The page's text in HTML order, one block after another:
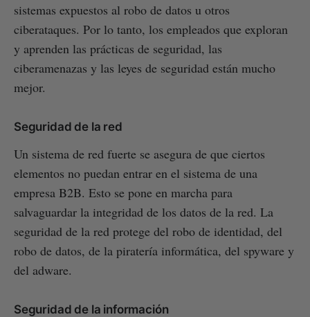
sistemas expuestos al robo de datos u otros
ciberataques. Por lo tanto, los empleados que exploran
y aprenden las prácticas de seguridad, las
ciberamenazas y las leyes de seguridad están mucho
mejor.
Seguridad de la red
Un sistema de red fuerte se asegura de que ciertos
elementos no puedan entrar en el sistema de una
empresa B2B. Esto se pone en marcha para
salvaguardar la integridad de los datos de la red. La
seguridad de la red protege del robo de identidad, del
robo de datos, de la piratería informática, del spyware y
del adware.
Seguridad de la información